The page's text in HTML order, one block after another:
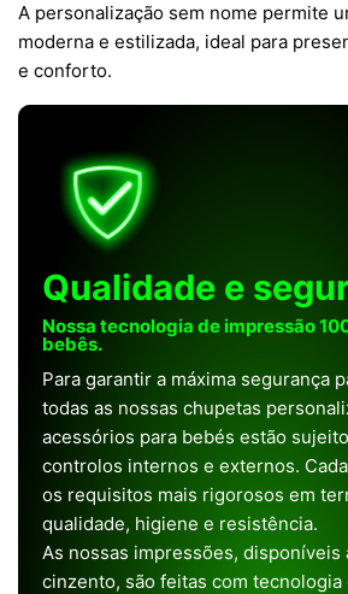
A personalização sem nome permite
moderna e estilizada, ideal para
e conforto.
Qualidade e
Nossa tecnologia de impressão
bebês.
Para garantir a máxima segurança
todas as nossas chupetas
acessórios para bebés estão
controlos internos e externos.
os requisitos mais rigorosos em
qualidade, higiene e resistência.
As nossas impressões, disponíveis
cinzento, são feitas com tecnologia